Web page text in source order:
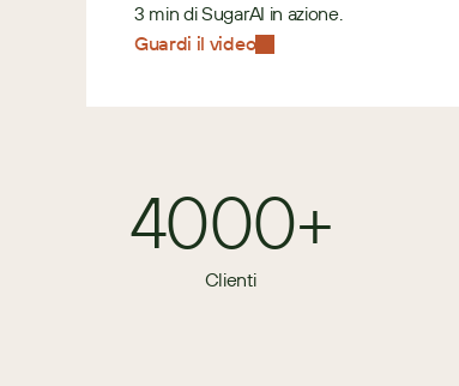
3 min di SugarAI in azione.
Guardi il video
4000+
Clienti